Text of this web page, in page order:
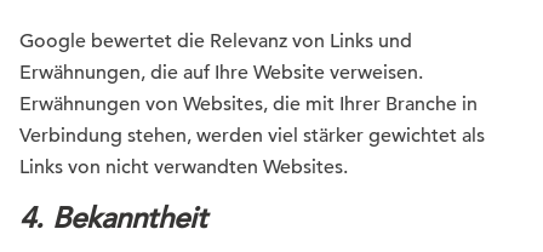
Google bewertet die Relevanz von Links und
Erwähnungen, die auf Ihre Website verweisen.
Erwähnungen von Websites, die mit Ihrer Branche in
Verbindung stehen, werden viel stärker gewichtet als
Links von nicht verwandten Websites.
4. Bekanntheit